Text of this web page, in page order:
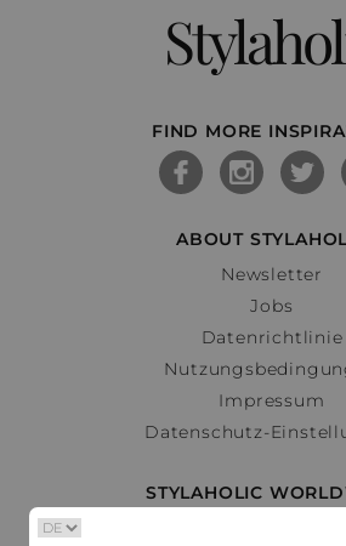
FIND MORE
ABOUT
Newsletter
Jobs
Datenrichtlinie
Impressum
Datenschutz-
STYLAHOLIC